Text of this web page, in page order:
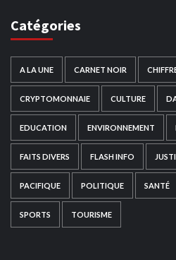
Catégories
A LA UNE CARNET NOIR
CRYPTOMONNAIE CULTURE
EDUCATION ENVIRONNEMENT
FAITS DIVERS FLASH INFO
PACIFIQUE POLITIQUE SANTÉ
SPORTS TOURISME